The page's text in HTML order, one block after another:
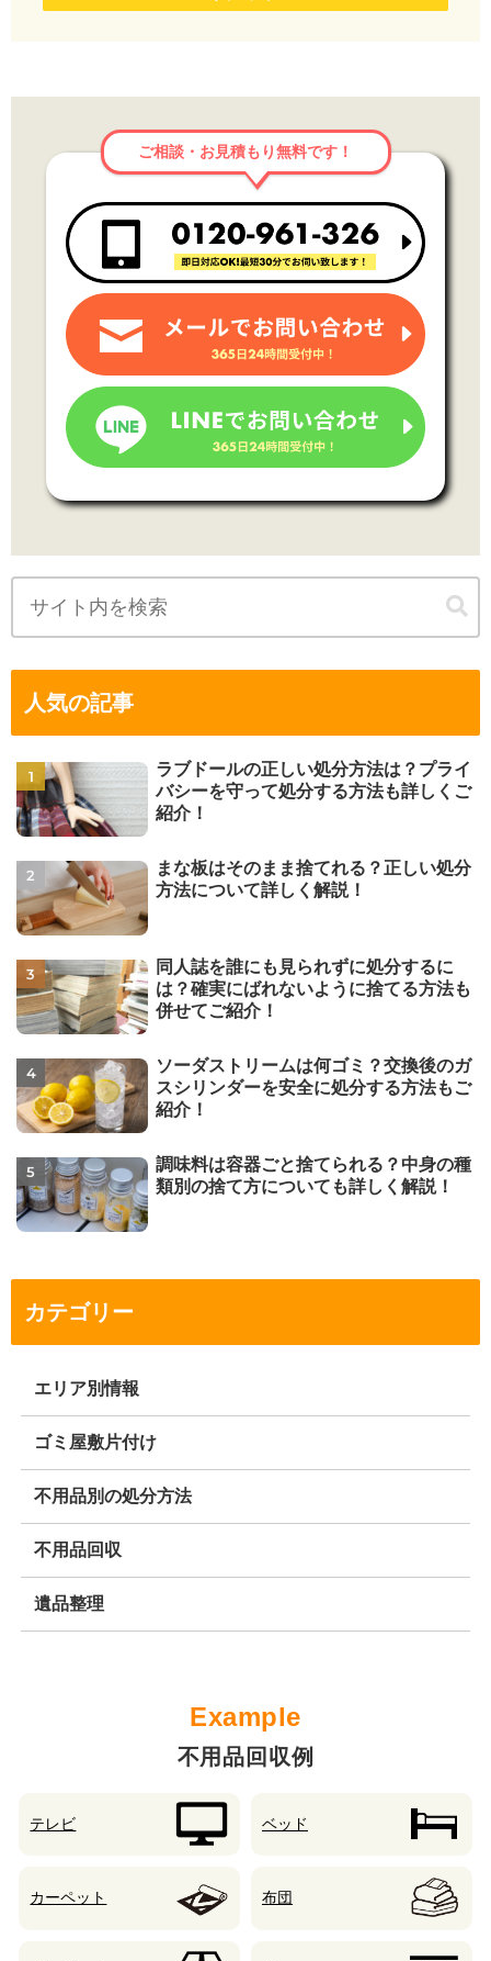
ご相談・お見積もり無料です！
人気の記事
ラブドールの正しい処分方法は？プライ
バシーを守って処分する方法も詳しくご
紹介！
まな板はそのまま捨てれる？正しい処分
方法について詳しく解説！
同人誌を誰にも見られずに処分するに
は？確実にばれないように捨てる方法も
併せてご紹介！
ソーダストリームは何ゴミ？交換後のガ
スシリンダーを安全に処分する方法もご
紹介！
調味料は容器ごと捨てられる？中身の種
類別の捨て方についても詳しく解説！
カテゴリー
エリア別情報
ゴミ屋敷片付け
不用品別の処分方法
不用品回収
遺品整理
不用品回収例
テレビ ベッド
カーペット 布団